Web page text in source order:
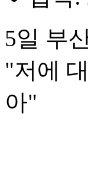
5일 부
"저에
아"